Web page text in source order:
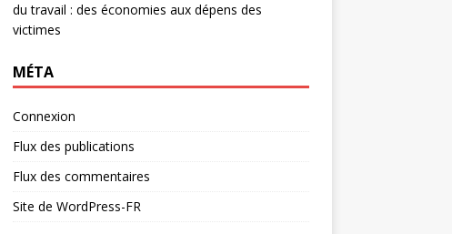
du travail : des économies aux dépens des
victimes
MÉTA
Connexion
Flux des publications
Flux des commentaires
Site de WordPress-FR